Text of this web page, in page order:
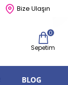
Bize Ulaşın
Sepetim
0
BLOG